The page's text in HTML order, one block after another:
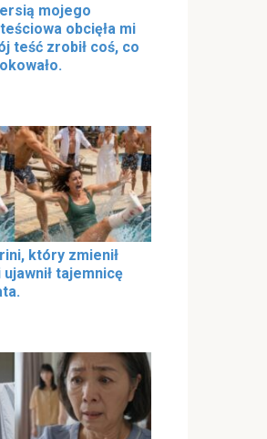
mojego
obcięła mi
teść zrobił coś, co
który zmienił
tajemnicę